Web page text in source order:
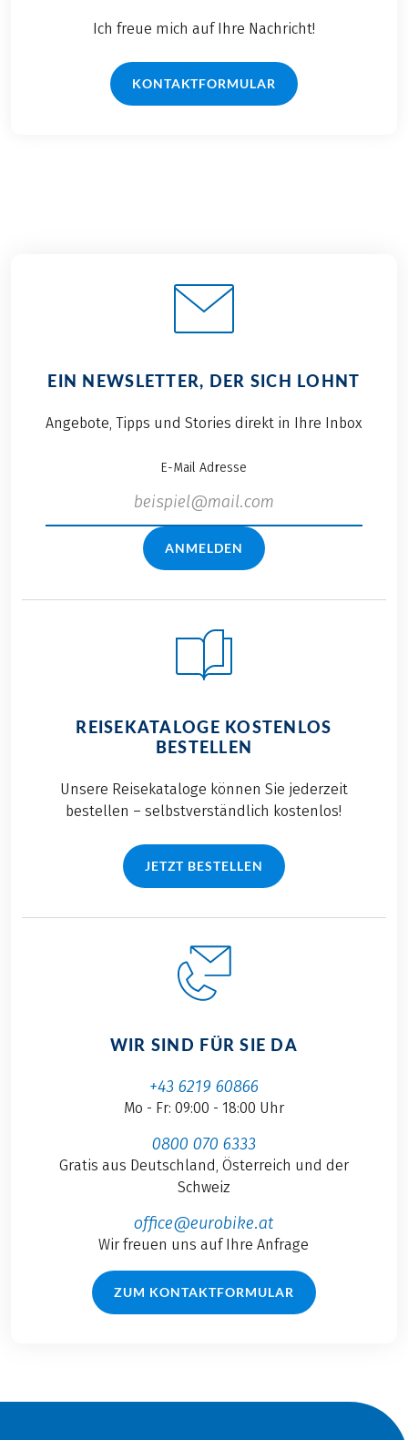
Ich freue mich auf Ihre Nachricht!
KONTAKTFORMULAR
EIN NEWSLETTER, DER SICH LOHNT
Angebote, Tipps und Stories direkt in Ihre Inbox
E-Mail Adresse
ANMELDEN
REISEKATALOGE KOSTENLOS
BESTELLEN
Unsere Reisekataloge können Sie jederzeit
bestellen – selbstverständlich kostenlos!
JETZT BESTELLEN
WIR SIND FÜR SIE DA
+43 6219 60866
Mo - Fr: 09:00 - 18:00 Uhr
0800 070 6333
Gratis aus Deutschland, Österreich und der
Schweiz
office@eurobike.at
Wir freuen uns auf Ihre Anfrage
ZUM KONTAKTFORMULAR